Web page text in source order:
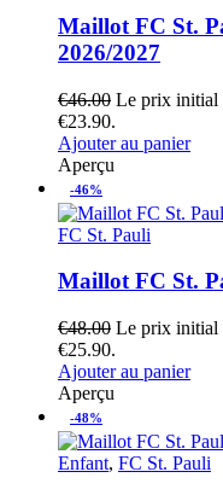
Maillot FC St.
2026/2027
€46.00 Le prix initial
€23.90.
Ajouter au panier
Aperçu
-46%
FC St. Pauli
Maillot FC St.
€48.00 Le prix initial
€25.90.
Ajouter au panier
Aperçu
-48%
Enfant, FC St. Pauli